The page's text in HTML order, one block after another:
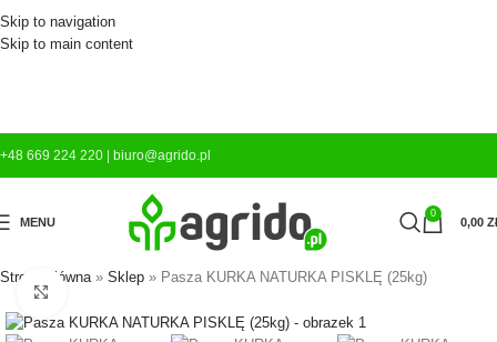
Skip to navigation
Skip to main content
+48 669 224 220 biuro@agrido.pl
MENU
0
0,00
Strona główna» Sklep » Pasza KURKA NATURKA PISKLĘ (25kg)